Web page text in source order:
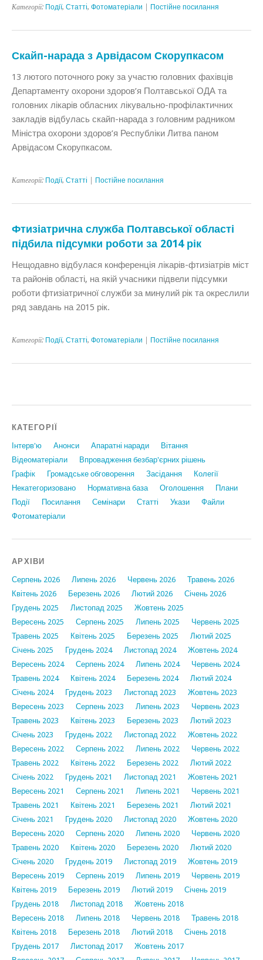
Категорії: Події, Статтi, Фотоматеріали Постійне посилання
Скайп-нарада з Арвідасом Скорупкасом
13 лютого поточного року за участю головних фахівців
Департаменту охорони здоров’я Полтавської ОДА та
головних лікарів обласних лікувально-профілактичних
закладів відбулась скайп-нарада з головним радником
Міністра охорони здоров’я Республіки Литва паном
Арвідасом Скорупкасом.
Категорії: Події, Статтi Постійне посилання
Фтизіатрична служба Полтавської області
підбила підсумки роботи за 2014 рік
Нещодавно відбулася конференція лікарів-фтизіатрів міст
та районів області, на якій учасники підвели підсумки
роботи фтизіатричної служби за минулий рік та окреслили
ряд завдань на 2015 рік.
Категорії: Події, Статтi, Фотоматеріали Постійне посилання
КАТЕГОРІЇ
Інтерв'ю Анонси Апаратні наради
Вiтання
Відеоматеріали
Впровадження безбар'єрних рішень
Графiк
Громадське обговорення Засідання
Колегії
Некатегоризовано
Нормативна база Оголошення
Плани
Події
Посилання Семінари Статтi Укази
Файли
Фотоматеріали
АРХІВИ
Серпень 2026 Липень 2026 Червень 2026
Травень 2026
Квітень 2026
Березень 2026 Лютий 2026
Січень 2026
Грудень 2025
Листопад 2025
Жовтень 2025
Вересень 2025
Серпень 2025 Липень 2025
Червень 2025
Травень 2025
Квітень 2025 Березень 2025
Лютий 2025
Січень 2025
Грудень 2024 Листопад 2024
Жовтень 2024
Вересень 2024
Серпень 2024 Липень 2024
Червень 2024
Травень 2024
Квітень 2024 Березень 2024
Лютий 2024
Січень 2024
Грудень 2023 Листопад 2023
Жовтень 2023
Вересень 2023
Серпень 2023 Липень 2023
Червень 2023
Травень 2023
Квітень 2023 Березень 2023
Лютий 2023
Січень 2023
Грудень 2022 Листопад 2022
Жовтень 2022
Вересень 2022
Серпень 2022 Липень 2022
Червень 2022
Травень 2022
Квітень 2022 Березень 2022
Лютий 2022
Січень 2022
Грудень 2021 Листопад 2021
Жовтень 2021
Вересень 2021
Серпень 2021 Липень 2021
Червень 2021
Травень 2021
Квітень 2021 Березень 2021
Лютий 2021
Січень 2021
Грудень 2020 Листопад 2020
Жовтень 2020
Вересень 2020
Серпень 2020 Липень 2020
Червень 2020
Травень 2020
Квітень 2020 Березень 2020
Лютий 2020
Січень 2020
Грудень 2019 Листопад 2019
Жовтень 2019
Вересень 2019
Серпень 2019 Липень 2019
Червень 2019
Квітень 2019
Березень 2019 Лютий 2019
Січень 2019
Грудень 2018
Листопад 2018
Жовтень 2018
Вересень 2018
Липень 2018 Червень 2018
Травень 2018
Квітень 2018
Березень 2018 Лютий 2018
Січень 2018
Грудень 2017
Листопад 2017
Жовтень 2017